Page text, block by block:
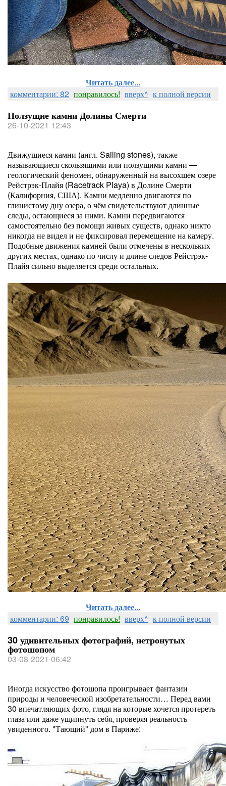
Читать далее...
комментарии: 82 понравилось! вверх^ к полной версии
Ползущие камни Долины Смерти
26-10-2021 12:43
Движущиеся камни (англ. Sailing stones), также
называющиеся скользящими или ползущими камни —
геологический феномен, обнаруженный на высохшем озере
Рейстрэк-Плайя (Racetrack Playa) в Долине Смерти
(Калифорния, США). Камни медленно двигаются по
глинистому дну озера, о чём свидетельствуют длинные
следы, остающиеся за ними. Камни передвигаются
самостоятельно без помощи живых существ, однако никто
никогда не видел и не фиксировал перемещение на камеру.
Подобные движения камней были отмечены в нескольких
других местах, однако по числу и длине следов Рейстрэк-
Плайя сильно выделяется среди остальных.
Читать далее...
комментарии: 69 понравилось! вверх^ к полной версии
30 удивительных фотографий, нетронутых
фотошопом
03-08-2021 06:42
Иногда искусство фотошопа проигрывает фантазии
природы и человеческой изобретательности… Перед вами
30 впечатляющих фото, глядя на которые хочется протереть
глаза или даже ущипнуть себя, проверяя реальность
увиденного. "Тающий" дом в Париже: